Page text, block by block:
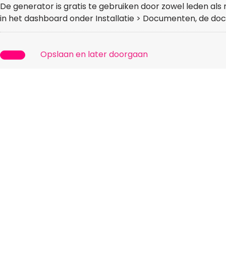
De generator is gratis te gebruiken door zowel leden
in het dashboard onder Installatie > Documenten, de
Opslaan en later doorgaan